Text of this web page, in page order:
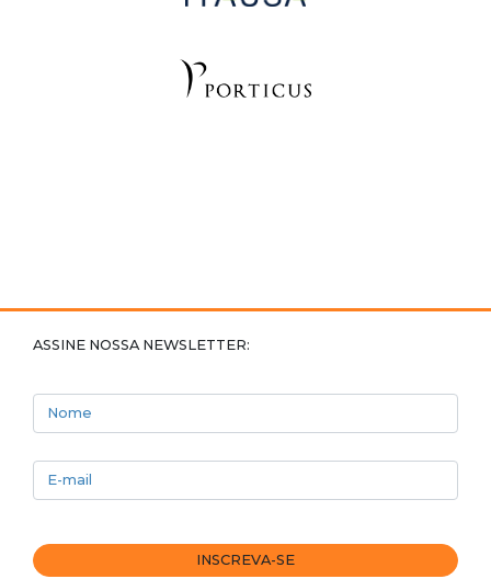
ASSINE NOSSA NEWSLETTER:
E-mail
INSCREVA-SE